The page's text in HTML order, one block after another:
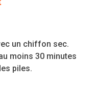
un chiffon sec.
moins 30 minutes
piles.